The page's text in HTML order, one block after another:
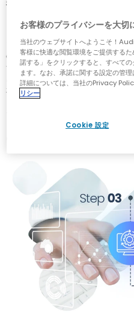
寄り添い、Microsoft
きます。
当社はユーザーによる使用
の、ユーザーに焦点を当てた
サービスを提供します。 継
に、AudioCodes のサービ
視サービス、テクニカルサポ
ビスも提供できます。 これ
Teams と音声ネットワーク
し、経営陣のビジョンに沿
お客様のプライバシーを大切
当社のウェブサイトへようこそ！
客様に快適な閲覧環境をご提供する
諾する」をクリックすると、すべて
ます。なお、承諾に関する設定の管
詳細については、当社のPrivacy
リシー
Cookie 設定